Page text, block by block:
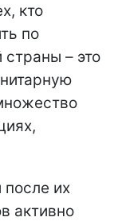
кто
по
– это
их
активно